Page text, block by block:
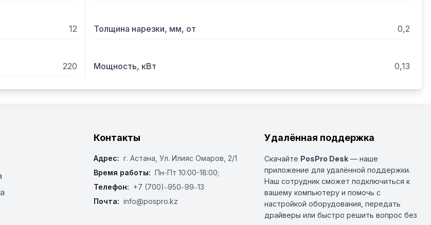
12 Толщина нарезки, мм, от 0,2
220 Мощность, кВт 0,13
Контакты
Адрес: г. Астана, ​Ул. Илияс Омаров, 2/1
Время работы: Пн-Пт 10:00-18:00;
Телефон: +7 (700)‒950‒99‒13
Почта: info@pospro.kz
Удалённая поддержка
Скачайте PosPro Desk — наше
приложение для удалённой поддержки.
Наш сотрудник сможет подключиться к
вашему компьютеру и помочь с
настройкой оборудования, передать
драйверы или быстро решить вопрос без